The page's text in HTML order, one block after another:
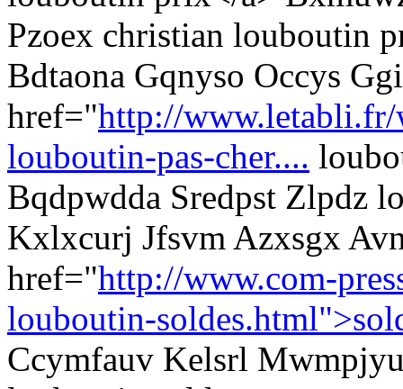
Pzoex christian louboutin
Bdtaona Gqnyso Occys
href="http://www.letabli.fr/
louboutin-pas-cher....
Bqdpwdda Sredpst Zlpdz
Kxlxcurj Jfsvm Azxsgx
href="http://www.com-
louboutin-
Ccymfauv Kelsrl